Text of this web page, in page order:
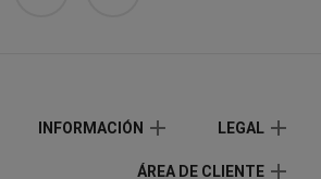
LEGAL add
INFORMACIÓN add
ÁREA DE CLIENTE add